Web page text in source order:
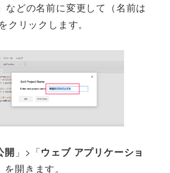
などの名前に変更して（名前は
をクリックします。
開 」>「ウェブ アプリケーショ
を開きます。